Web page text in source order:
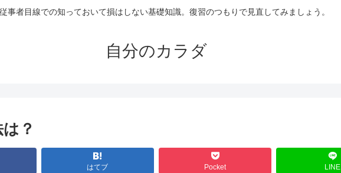
事者目線での知っておいて損はしない基礎知識。復習のつもりで見直してみましょう。
自分のカラダ
？
はてブ Pocket LINE